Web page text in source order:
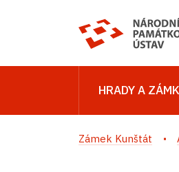
HRADY A
Zámek Kunštát